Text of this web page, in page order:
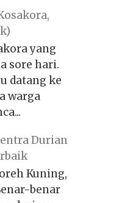
yang
sore hari.
datang ke
warga
Durian
Kuning,
benar